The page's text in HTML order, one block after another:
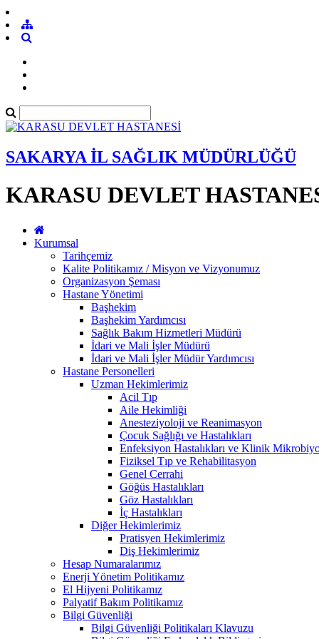
SAKARYA İL SAĞLIK MÜDÜRLÜĞÜ
KARASU DEVLET
Kurumsal
Tarihçemiz
Kalite Politikamız / Misyon ve Vizyonumuz
Organizasyon Şeması
Hastane Yönetimi
Başhekim
Başhekim Yardımcısı
Sağlık Bakım Hizmetleri Müdürü
İdari ve Mali İşler Müdürü
İdari ve Mali İşler Müdür Yardımcısı
Hastane Personelleri
Uzman Hekimlerimiz
Acil Tıp
Aile Hekimliği
Anesteziyoloji ve Reanimasyon
Çocuk Sağlığı ve Hastalıkları
Enfeksiyon Hastalıkları ve Klinik
Fiziksel Tıp ve Rehabilitasyon
Genel Cerrahi
Göğüs Hastalıkları
Göz Hastalıkları
İç Hastalıkları
Diğer Hekimlerimiz
Pratisyen Hekimlerimiz
Diş Hekimlerimiz
Hesap Numaralarımız
Enerji Yönetim Politikamız
El Hijyeni Politikamız
Palyatif Bakım Politikamız
Bilgi Güvenliği
Bilgi Güvenliği Politikaları Klavuzu